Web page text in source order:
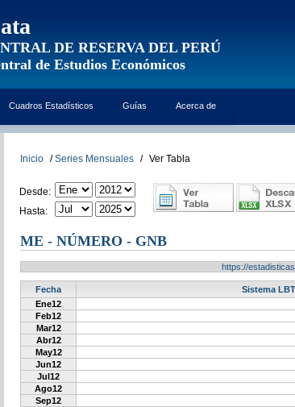
DE RESERVA DEL PERÚ
de Estudios Económicos
Cuadros Estadísticos Guías Acerca de
Inicio / Series Mensuales / Ver Tabla
Desde:
Hasta:
ME - NÚMERO - GNB
https://
Fecha
Sistema
Ene12
Feb12
Mar12
Abr12
May12
Jun12
Jul12
Ago12
Sep12